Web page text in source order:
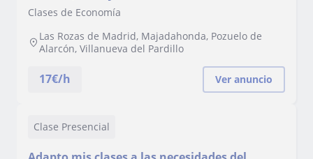
problema así como ayudarle a sacar
Clases de Economía
Las Rozas de Madrid, Majadahonda, Pozuelo de
Alarcón, Villanueva del Pardillo
17€/h Ver anuncio
Clase Presencial